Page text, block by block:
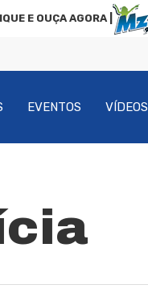
E OUÇA AGORA |
EVENTOS VÍDEOS